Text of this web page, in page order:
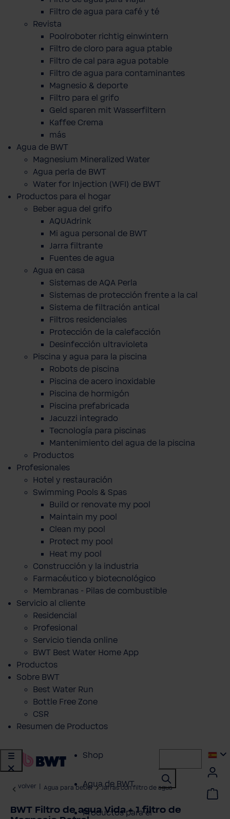
Filtro de agua para café y té
Revista
Poolroboter richtig einwintern
Filtro de cloro para agua ptable
Filtro de cal para agua potable
Filtro de agua para contaminantes
Magnesio & deporte
Filtro para el grifo
Geld sparen mit Wasserfiltern
Kaffee Crema
más
Agua de BWT
Magnesium Mineralized Water
Agua perla de BWT
Water for Injection (WFI) de BWT
Productos para el hogar
Beber agua del grifo
AQUAdrink
Mi agua personal de BWT
Jarra filtrante
Fuentes de agua
Agua en casa
Sistemas de AQA Perla
Sistemas de protección frente a la cal
Sistema de filtración antical
Filtros residenciales
Protección de la calefacción
Desinfección ultravioleta
Piscina y agua para la piscina
Robots de piscina
Piscina de acero inoxidable
Piscina de hormigón
Piscina prefabricada
Jacuzzi integrado
Tecnología para piscinas
Mantenimiento del agua de la piscina
Productos
Profesionales
Hotel y restauración
Swimming Pools & Spas
Build or renovate my pool
Maintain my pool
Clean my pool
Protect my pool
Heat my pool
Construcción y la industria
Farmacéutico y biotecnológico
Membranas - Pilas de combustible
Servicio al cliente
Residencial
Profesional
Servicio tienda online
BWT Best Water Home App
Productos
Sobre BWT
Best Water Run
Bottle Free Zone
CSR
Resumen de Productos
Shop
Agua de BWT
Productos para el
volver Agua para beber Jarras con filtro de agua
BWT Filtro de agua Vida + 1 filtro de